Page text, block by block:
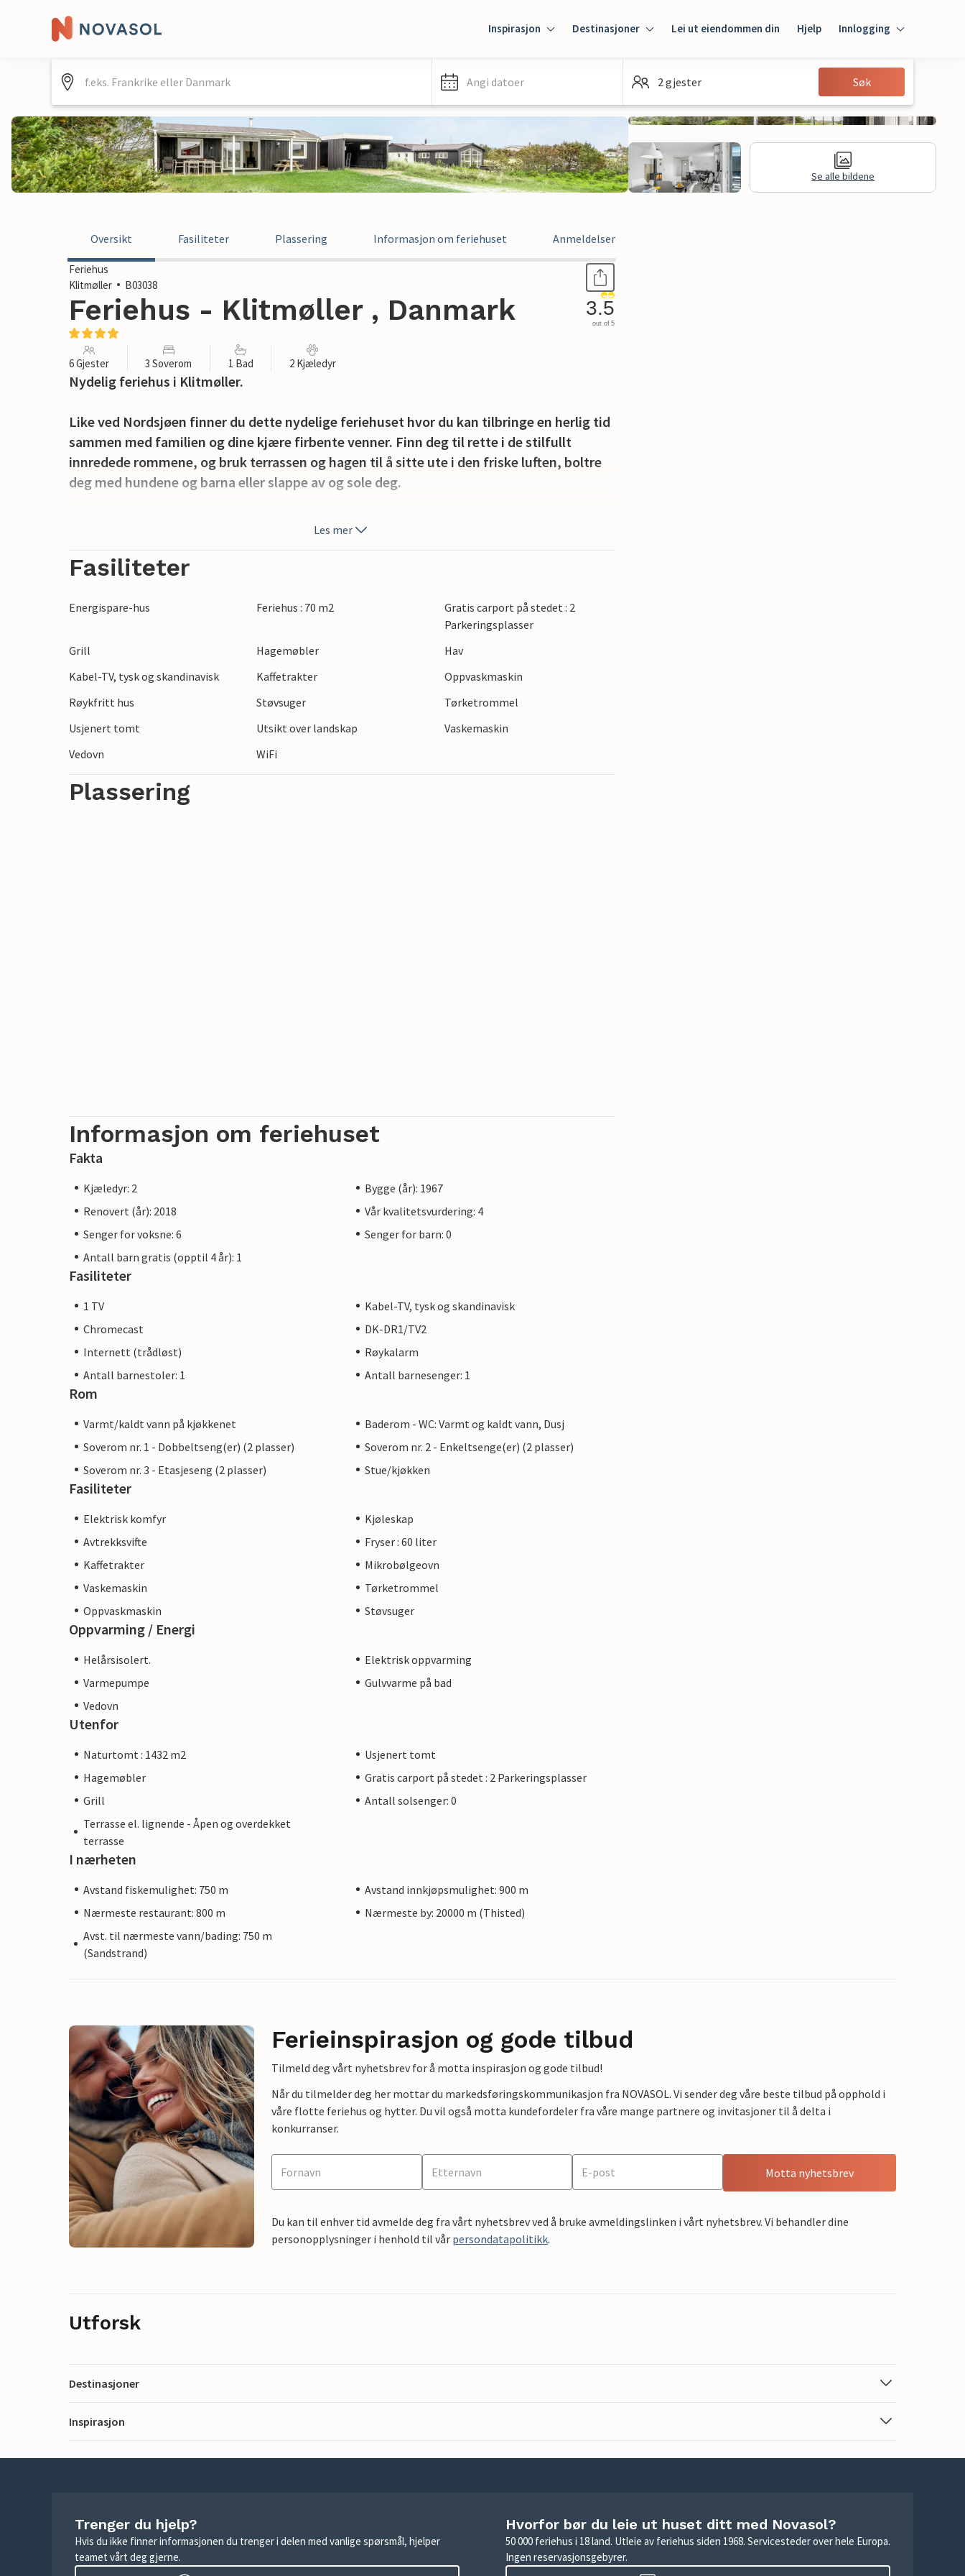
Inspirasjon Destinasjoner Lei ut eiendommen din Hjelp Innlogging
Innlogging
Gjest
Angi datoer 2 gjester Søk
Se alle bildene
Oversikt Fasiliteter Plassering Informasjon om feriehuset Anmeldelser
Feriehus
Klitmøller
B03038
Feriehus - Klitmøller , Danmark 3.5
out of 5
6 Gjester 3 Soverom 1 Bad 2 Kjæledyr
Nydelig feriehus i Klitmøller.
Like ved Nordsjøen finner du dette nydelige feriehuset hvor du kan tilbringe en herlig tid
sammen med familien og dine kjære firbente venner. Finn deg til rette i de stilfullt
innredede rommene, og bruk terrassen og hagen til å sitte ute i den friske luften, boltre
deg med hundene og barna eller slappe av og sole deg.
Klitmøller er et koselig fiskevær og en livlig kystby med en flott strand. Men for surfere
derfor byen ofte kalles Cold Hawaii. I byen finner du innbydende restauranter og små,
Se frem til en uforglemmelig ferie med mye vind, vann og mer på Jyllands vestkyst!
Les mer
Fasiliteter
Energispare-hus Feriehus : 70 m2
Gratis carport på stedet : 2
Parkeringsplasser
Grill
Hagemøbler
Hav
Kabel-TV, tysk og skandinavisk
Kaffetrakter
Oppvaskmaskin
Røykfritt hus
Støvsuger
Tørketrommel
Usjenert tomt
Utsikt over landskap
Vaskemaskin
Vedovn
WiFi
Plassering
Informasjon om feriehuset
Fakta
Kjæledyr: 2
Bygge (år): 1967
Renovert (år): 2018
Vår kvalitetsvurdering: 4
Senger for voksne: 6
Senger for barn: 0
Antall barn gratis (opptil 4 år): 1
Fasiliteter
1 TV
Kabel-TV, tysk og skandinavisk
Chromecast
DK-DR1/TV2
Internett (trådløst)
Røykalarm
Antall barnestoler: 1
Antall barnesenger: 1
Rom
Varmt/kaldt vann på kjøkkenet
Baderom - WC: Varmt og kaldt vann, Dusj
Soverom nr. 1 - Dobbeltseng(er) (2 plasser)
Soverom nr. 2 - Enkeltsenge(er) (2 plasser)
Soverom nr. 3 - Etasjeseng (2 plasser)
Stue/kjøkken
Fasiliteter
Elektrisk komfyr
Kjøleskap
Avtrekksvifte
Fryser : 60 liter
Kaffetrakter
Mikrobølgeovn
Vaskemaskin
Tørketrommel
Oppvaskmaskin
Støvsuger
Oppvarming / Energi
Helårsisolert.
Elektrisk oppvarming
Varmepumpe
Gulvvarme på bad
Vedovn
Utenfor
Naturtomt : 1432 m2
Usjenert tomt
Hagemøbler
Gratis carport på stedet : 2 Parkeringsplasser
Grill
Antall solsenger: 0
Terrasse el. lignende - Åpen og overdekket
terrasse
I nærheten
Avstand fiskemulighet: 750 m
Avstand innkjøpsmulighet: 900 m
Nærmeste restaurant: 800 m
Nærmeste by: 20000 m (Thisted)
Avst. til nærmeste vann/bading: 750 m
(Sandstrand)
Ferieinspirasjon og gode tilbud
Tilmeld deg vårt nyhetsbrev for å motta inspirasjon og gode tilbud!
Når du tilmelder deg her mottar du markedsføringskommunikasjon fra NOVASOL. Vi sender deg våre beste tilbud på opphold i
våre flotte feriehus og hytter. Du vil også motta kundefordeler fra våre mange partnere og invitasjoner til å delta i
konkurranser.
Motta nyhetsbrev
Du kan til enhver tid avmelde deg fra vårt nyhetsbrev ved å bruke avmeldingslinken i vårt nyhetsbrev. Vi behandler dine
personopplysninger i henhold til vår persondatapolitikk.
Utforsk
Destinasjoner
Inspirasjon
Trenger du hjelp?
Hvis du ikke finner informasjonen du trenger i delen med vanlige spørsmål, hjelper
teamet vårt deg gjerne.
Hvorfor bør du leie ut huset ditt med Novasol?
50 000 feriehus i 18 land. Utleie av feriehus siden 1968. Servicesteder over hele Europa.
Ingen reservasjonsgebyrer.